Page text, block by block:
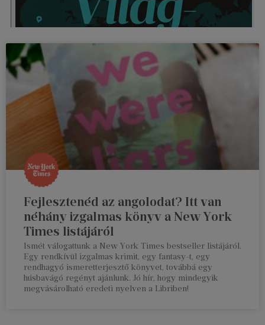
Fejlesztenéd az angolodat? Itt van
néhány izgalmas könyv a New York
Times listájáról
Ismét válogattunk a New York Times bestseller listájáról.
Egy rendkívül izgalmas krimit, egy fantasy-t, egy
rendhagyó ismeretterjesztő könyvet, továbbá egy
húsbavágó regényt ajánlunk. Jó hír, hogy mindegyik
megvásárolható eredeti nyelven a Libriben!